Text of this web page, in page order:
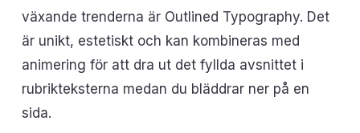
växande trenderna är Outlined Typography. Det
är unikt, estetiskt och kan kombineras med
animering för att dra ut det fyllda avsnittet i
rubrikteksterna medan du bläddrar ner på en
sida.